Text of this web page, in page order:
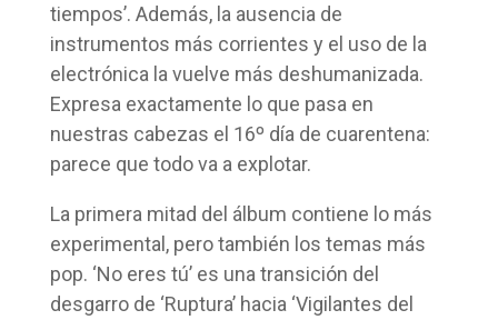
tiempos’. Además, la ausencia de
instrumentos más corrientes y el uso de la
electrónica la vuelve más deshumanizada.
Expresa exactamente lo que pasa en
nuestras cabezas el 16º día de cuarentena:
parece que todo va a explotar.
La primera mitad del álbum contiene lo más
experimental, pero también los temas más
pop. ‘No eres tú’ es una transición del
desgarro de ‘Ruptura’ hacia ‘Vigilantes del